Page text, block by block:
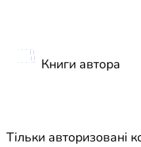
Книги автора
Тільки авторизовані